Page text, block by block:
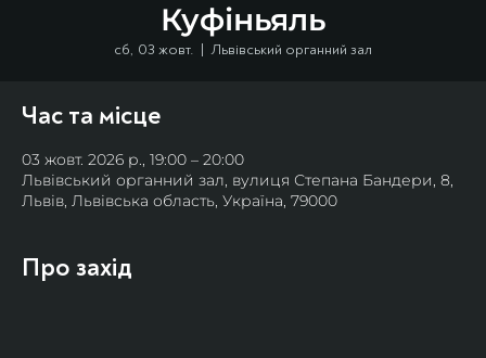
Куфіньяль
сб, 03 жовт.
  |
Львівський органний зал
Час та місце
03 жовт. 2026 р., 19:00 – 20:00
Львівський органний зал, вулиця Степана Бандери, 8,
Львів, Львівська область, Україна, 79000
Про захід